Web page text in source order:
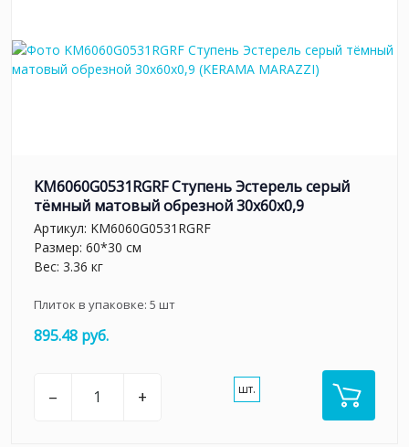
KM6060G0531RGRF Ступень Эстерель серый
тёмный матовый обрезной 30x60x0,9
Артикул: KM6060G0531RGRF
Размер: 60*30 см
Вес: 3.36 кг
Плиток в упаковке: 5 шт
895.48 руб.
– + шт.